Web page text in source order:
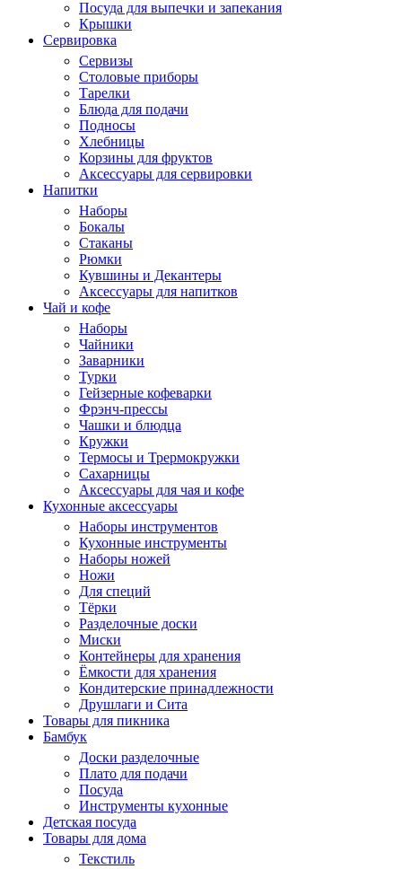
Посуда для выпечки и запекания
Крышки
Сервировка
Сервизы
Столовые приборы
Тарелки
Блюда для подачи
Подносы
Хлебницы
Корзины для фруктов
Аксессуары для сервировки
Напитки
Наборы
Бокалы
Стаканы
Рюмки
Кувшины и Декантеры
Аксессуары для напитков
Чай и кофе
Наборы
Чайники
Заварники
Турки
Гейзерные кофеварки
Фрэнч-прессы
Чашки и блюдца
Кружки
Термосы и Трермокружки
Сахарницы
Аксессуары для чая и кофе
Кухонные аксессуары
Наборы инструментов
Кухонные инструменты
Наборы ножей
Ножи
Для специй
Тёрки
Разделочные доски
Миски
Контейнеры для хранения
Ёмкости для хранения
Кондитерские принадлежности
Друшлаги и Сита
Товары для пикника
Бамбук
Доски разделочные
Плато для подачи
Посуда
Инструменты кухонные
Детская посуда
Товары для дома
Текстиль